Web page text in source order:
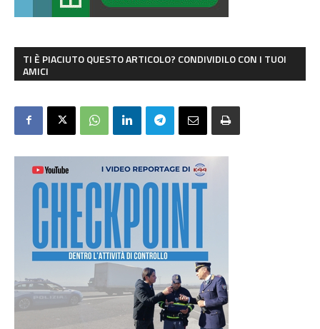
TI È PIACIUTO QUESTO ARTICOLO? CONDIVIDILO CON I TUOI
AMICI